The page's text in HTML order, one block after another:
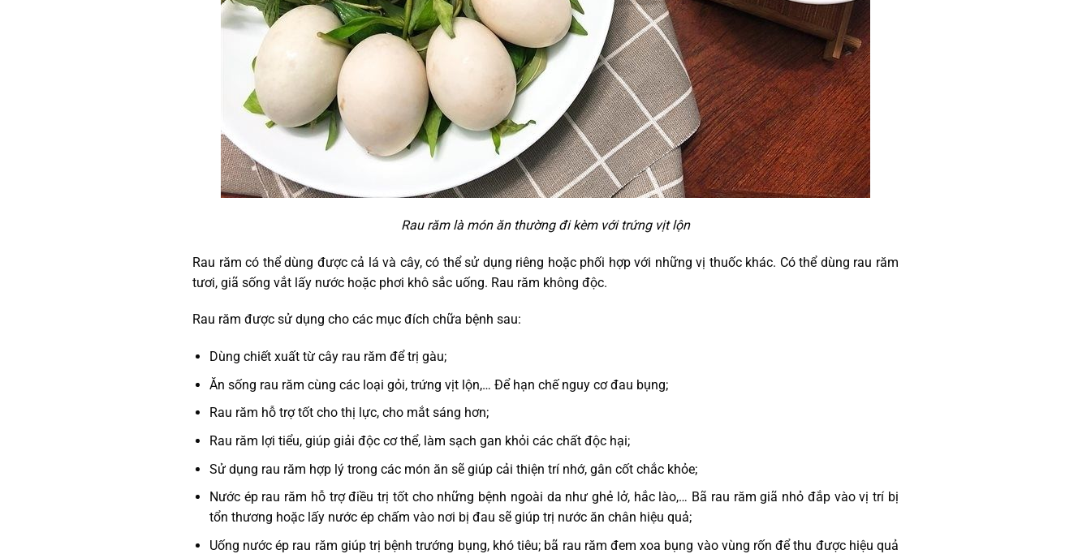
Rau răm là món ăn thường đi kèm với trứng vịt lộn
Rau răm có thể dùng được cả lá và cây, có thể sử dụng riêng hoặc phối hợp với những vị thuốc khác. Có thể dùng rau răm
tươi, giã sống vắt lấy nước hoặc phơi khô sắc uống. Rau răm không độc.
Rau răm được sử dụng cho các mục đích chữa bệnh sau:
Dùng chiết xuất từ cây rau răm để trị gàu;
Ăn sống rau răm cùng các loại gỏi, trứng vịt lộn,… Để hạn chế nguy cơ đau bụng;
Rau răm hỗ trợ tốt cho thị lực, cho mắt sáng hơn;
Rau răm lợi tiểu, giúp giải độc cơ thể, làm sạch gan khỏi các chất độc hại;
Sử dụng rau răm hợp lý trong các món ăn sẽ giúp cải thiện trí nhớ, gân cốt chắc khỏe;
Nước ép rau răm hỗ trợ điều trị tốt cho những bệnh ngoài da như ghẻ lở, hắc lào,… Bã rau răm giã nhỏ đắp vào vị trí bị
tổn thương hoặc lấy nước ép chấm vào nơi bị đau sẽ giúp trị nước ăn chân hiệu quả;
Uống nước ép rau răm giúp trị bệnh trướng bụng, khó tiêu; bã rau răm đem xoa bụng vào vùng rốn để thu được hiệu quả